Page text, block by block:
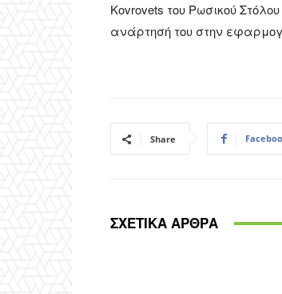
Kovrovets του Ρωσικού
ανάρτησή του στην
Share
ΣΧΕΤΙΚΑ ΑΡΘΡΑ